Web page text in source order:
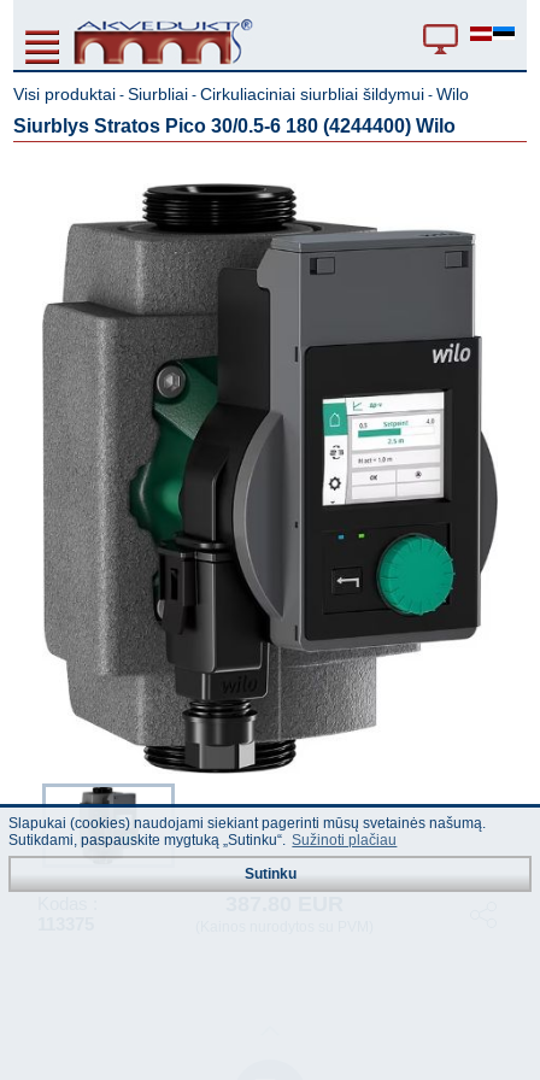
Visi produktai -Siurbliai -Cirkuliaciniai siurbliai šildymui -Wilo
Siurblys Stratos Pico 30/0.5-6 180 (4244400) Wilo
Slapukai (cookies) naudojami siekiant pagerinti mūsų svetainės našumą.
Sutikdami, paspauskite mygtuką „Sutinku“. Sužinoti plačiau
Sutinku